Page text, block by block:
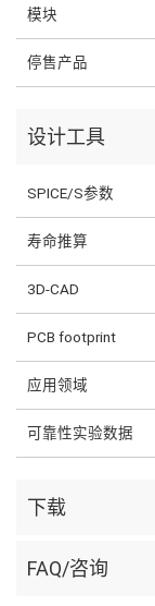
模块
停售产品
设计工具
SPICE/S参数
寿命推算
3D-CAD
PCB footprint
应用领域
可靠性实验数据
下载
FAQ/咨询